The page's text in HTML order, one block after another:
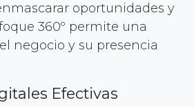
oportunidades y
360º permite una
negocio y su presencia
Efectivas